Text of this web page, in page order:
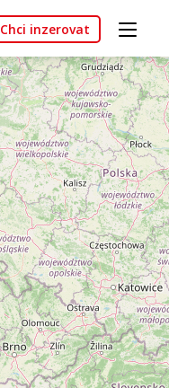
Chci inzerovat